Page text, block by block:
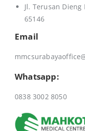
Jl. Terusan Dieng
65146
Email
Whatsapp:
0838 3002 8050